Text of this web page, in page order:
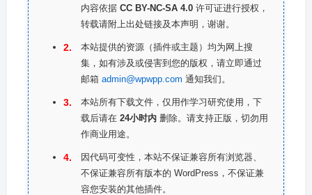
内容依据 CC BY-NC-SA 4.0 许可证进行授权，
转载请附上出处链接及本声明，谢谢。
本站提供的资源（插件或主题）均为网上搜
集，如有涉及或侵害到您的版权，请立即通过
邮箱 admin@wpwpp.com 通知我们。
本站所有下载文件，仅用作学习研究使用，下
载后请在 24小时内 删除。请支持正版，切勿用
作商业用途。
因代码可变性，本站不保证兼容所有浏览器、
不保证兼容所有版本的 WordPress，不保证兼
容您安装的其他插件。